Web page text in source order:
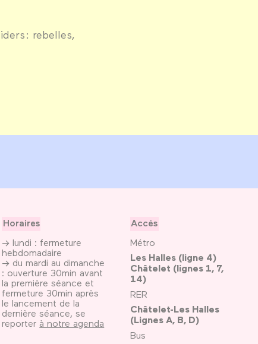
: rebelles,
Horaires
→ lundi : fermeture
hebdomadaire
→ du mardi au dimanche
: ouverture 30min avant
la première séance et
fermeture 30min après
le lancement de la
dernière séance, se
reporter à notre agenda
Accès
Métro
Les Halles (ligne 4)
Châtelet (lignes 1, 7,
14)
RER
Châtelet-Les Halles
(Lignes A, B, D)
Bus